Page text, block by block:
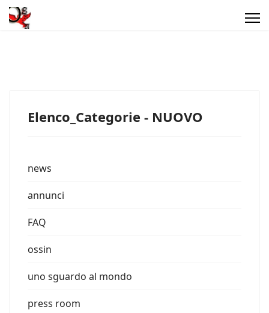
Elenco_Categorie - NUOVO
news
annunci
FAQ
ossin
uno sguardo al mondo
press room